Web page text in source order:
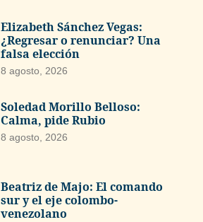
Elizabeth Sánchez Vegas:
¿Regresar o renunciar? Una
falsa elección
8 agosto, 2026
Soledad Morillo Belloso:
Calma, pide Rubio
8 agosto, 2026
Beatriz de Majo: El comando
sur y el eje colombo-
venezolano